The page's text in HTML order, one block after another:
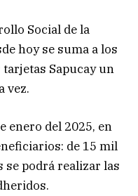
Social de la
hoy se suma a los
Sapucay un
vez.
enero del 2025, en
de 15 mil
se podrá realizar las